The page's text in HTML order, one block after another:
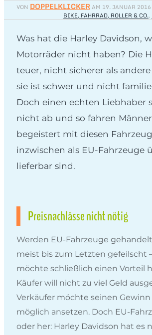
VON DOPPELKLICKERAM 19. JANUAR 2016
BIKE, FAHRRAD, ROLLER & CO.,
Was hat die Harley Davidson,
Motorräder nicht haben? Die
teuer, nicht sicherer als
sie ist schwer und nicht
Doch einen echten Liebhaber
nicht ab und so fahren
begeistert mit diesen
inzwischen als EU-Fahrzeuge
lieferbar sind.
Preisnachlässe nicht nötig
Werden EU-Fahrzeuge
meist bis zum Letzten gefeilscht
möchte schließlich einen Vorteil
Käufer will nicht zu viel Geld
Verkäufer möchte seinen
möglich ansetzen. Doch EU-
oder her: Harley Davidson hat es